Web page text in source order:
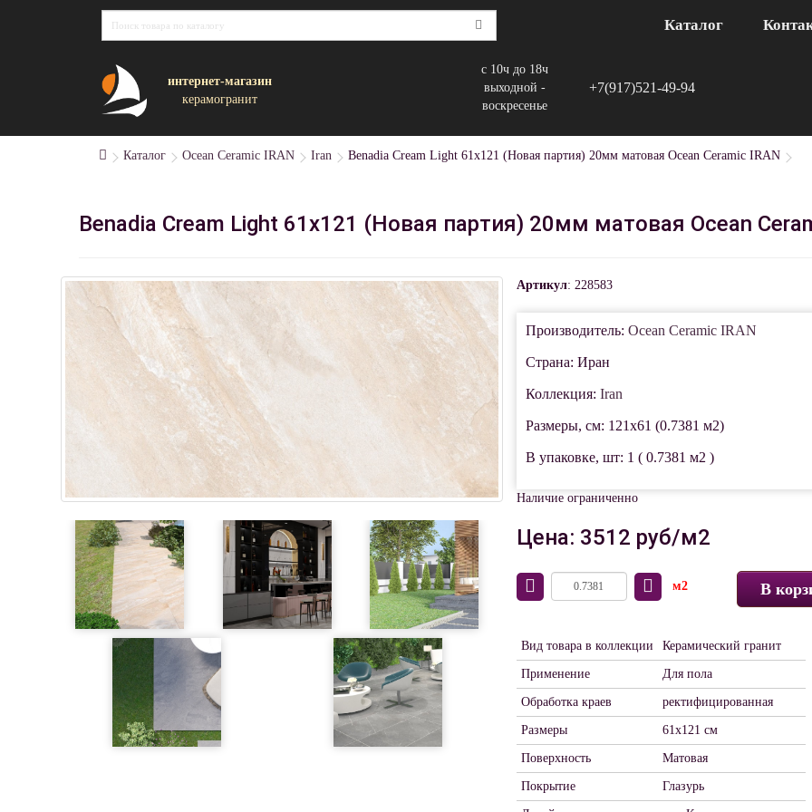
Каталог
интернет-магазин
керамогранит
с 10ч до 18ч
выходной -
воскресенье
+7(917)521-49-94
Каталог Ocean Ceramic IRAN Iran Benadia Cream Light 61х121 (Новая партия) 20мм матовая Ocean Ceramic IRAN
Benadia Cream Light 61х121 (Новая партия) 20мм матовая Ocean
Артикул: 228583
Производитель: Ocean Ceramic IRAN
Страна: Иран
Коллекция: Iran
Размеры, см: 121x61 (0.7381 м2)
В упаковке, шт: 1 ( 0.7381 м2 )
Наличие ограниченно
Цена: 3512 руб/м2
м2 В
Вид товара в коллекции Керамический гранит
Применение Для пола
Обработка краев ректифицированная
Размеры 61х121 см
Поверхность Матовая
Покрытие Глазурь